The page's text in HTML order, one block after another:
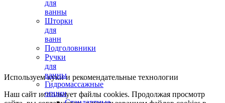
для
ванны
Шторки
для
ванн
Подголовники
Ручки
для
ванны
Гидромассажные
опции
Используем куки и рекомендательные технологии
Наш сайт использует файлы cookies. Продолжая просмотр